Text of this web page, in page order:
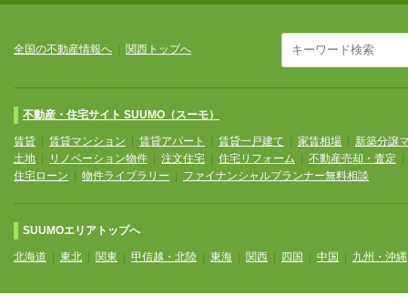
全国の不動産情報へ 関西トップへ
不動産・住宅サイト SUUMO（スーモ）
賃貸 賃貸マンション 賃貸アパート 賃貸一戸建て 家賃相場
新築分譲
土地
リノベーション物件 注文住宅 住宅リフォーム 不動産売却・査定
住宅ローン
物件ライブラリー ファイナンシャルプランナー無料相談
SUUMOエリアトップへ
北海道 東北 関東 甲信越・北陸 東海 関西 四国 中国 九州・沖縄